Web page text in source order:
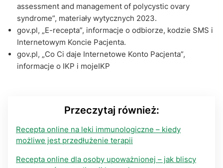
assessment and management of polycystic ovary
syndrome”, materiały wytycznych 2023.
gov.pl, „E-recepta”, informacje o odbiorze, kodzie SMS i
Internetowym Koncie Pacjenta.
gov.pl, „Co Ci daje Internetowe Konto Pacjenta”,
informacje o IKP i mojeIKP
Przeczytaj również:
Recepta online na leki immunologiczne – kiedy
możliwe jest przedłużenie terapii
Recepta online dla osoby upoważnionej – jak bliscy